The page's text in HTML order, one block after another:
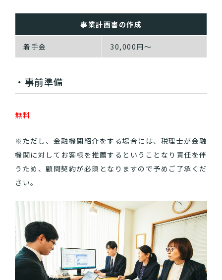
事業計画書の作成
着手金 30,000円～
・事前準備
無料
※ただし、金融機関紹介をする場合には、税理士が金融
機関に対してお客様を推薦するということなり責任を伴
うため、顧問契約が必須となりますので予めご了承くだ
さい。